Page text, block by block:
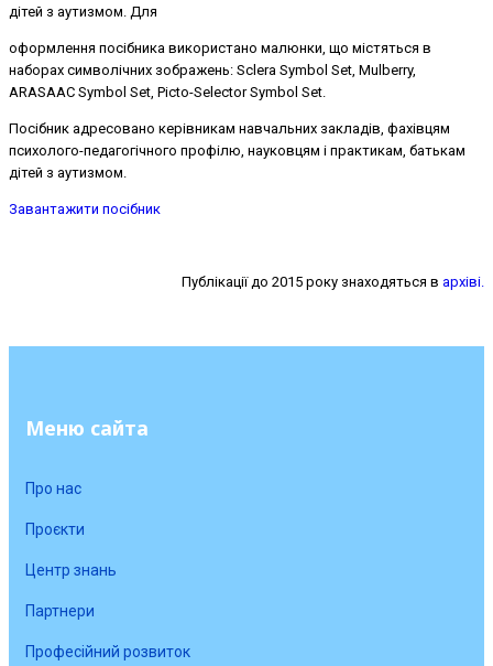
дітей з аутизмом. Для
оформлення посібника використано малюнки, що містяться в
наборах символічних зображень: Sclera Symbol Set, Mulberry,
ARASAAC Symbol Set, Picto-Selector Symbol Set.
Посібник адресовано керівникам навчальних закладів, фахівцям
психолого-педагогічного профілю, науковцям і практикам, батькам
дітей з аутизмом.
Завантажити посібник
Публікації до 2015 року знаходяться в архіві.
Меню сайта
Про нас
Проєкти
Центр знань
Партнери
Професійний розвиток